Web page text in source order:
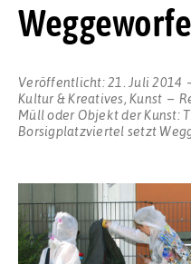
Veröffentlicht:21. Juli 2014
Kultur & Kreatives, Kunst
Müll oder Objekt der Kunst:
Borsigplatzviertel setzt